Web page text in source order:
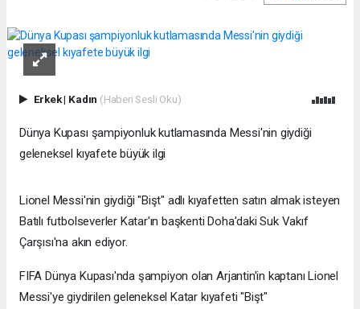
Erkek| Kadın (Haberi Sesli Oku)
Dünya Kupası şampiyonluk kutlamasında Messi'nin giydiği
geleneksel kıyafete büyük ilgi
Lionel Messi'nin giydiği "Bişt" adlı kıyafetten satın almak isteyen
Batılı futbolseverler Katar'ın başkenti Doha'daki Suk Vakıf
Çarşısı'na akın ediyor.
FIFA Dünya Kupası'nda şampiyon olan Arjantin'in kaptanı Lionel
Messi'ye giydirilen geleneksel Katar kıyafeti "Bişt"